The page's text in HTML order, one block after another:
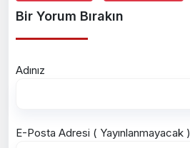
Bir Yorum Bırakın
Adınız
E-Posta Adresi ( Yayınlanmayacak )